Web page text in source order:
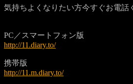
気持ちよくなりたい方今すぐお電話
PC／スマートフォン版
http://11.diary.to/
携帯版
http://11.m.diary.to/